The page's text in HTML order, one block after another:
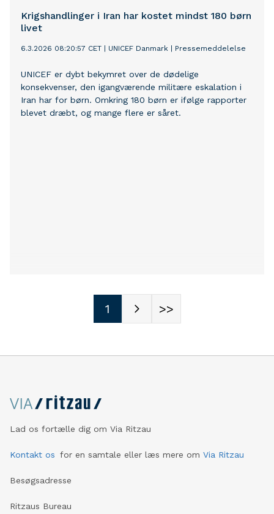
Krigshandlinger i Iran har kostet mindst 180 børn
livet
6.3.2026 08:20:57 CET UNICEF Danmark Pressemeddelelse
UNICEF er dybt bekymret over de dødelige
konsekvenser, den igangværende militære eskalation i
Iran har for børn. Omkring 180 børn er ifølge rapporter
blevet dræbt, og mange flere er såret.
1 >>
Lad os fortælle dig om Via Ritzau
Kontakt os for en samtale eller læs mere om Via Ritzau
Besøgsadresse
Ritzaus Bureau